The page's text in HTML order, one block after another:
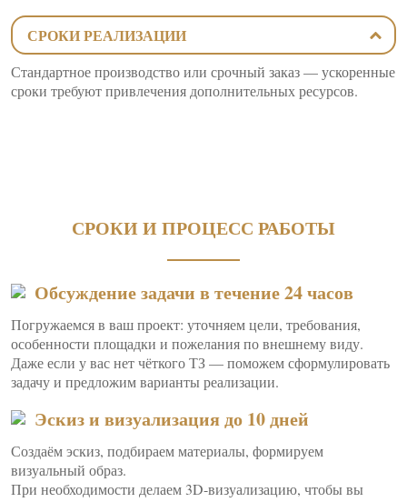
СРОКИ РЕАЛИЗАЦИИ
Стандартное производство или срочный заказ — ускоренные
сроки требуют привлечения дополнительных ресурсов.
СРОКИ И ПРОЦЕСС РАБОТЫ
Обсуждение задачи в течение 24 часов
Погружаемся в ваш проект: уточняем цели, требования,
особенности площадки и пожелания по внешнему виду.
Даже если у вас нет чёткого ТЗ — поможем сформулировать
задачу и предложим варианты реализации.
Эскиз и визуализация до 10 дней
Создаём эскиз, подбираем материалы, формируем
визуальный образ.
При необходимости делаем 3D-визуализацию, чтобы вы